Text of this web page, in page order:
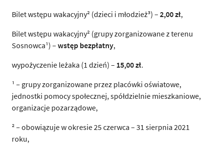
Bilet wstępu wakacyjny² (dzieci i młodzież³) – 2,00 zł,
Bilet wstępu wakacyjny² (grupy zorganizowane z terenu
Sosnowca¹) – wstęp bezpłatny,
wypożyczenie leżaka (1 dzień) – 15,00 zł.
¹ – grupy zorganizowane przez placówki oświatowe,
jednostki pomocy społecznej, spółdzielnie mieszkaniowe,
organizacje pozarządowe,
² – obowiązuje w okresie 25 czerwca – 31 sierpnia 2021
roku,